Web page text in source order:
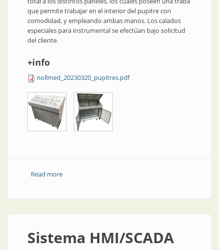
que permite trabajar en el interior del pupitre con
comodidad, y empleando ambas manos. Los calados
especiales para instrumental se efectúan bajo solicitud
del cliente.
+info
nollmed_20230320_pupitres.pdf
Read moreabout Pupitres
Sistema HMI/SCADA